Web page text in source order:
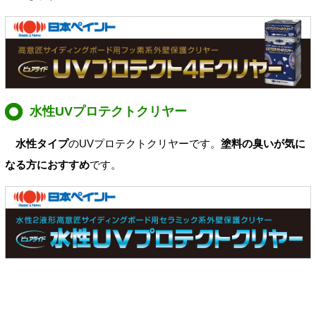
水性UVプロテクトクリヤー
水性タイプのUVプロテクトクリヤーです。 塗料の臭いが気に
なる方におすすめです。